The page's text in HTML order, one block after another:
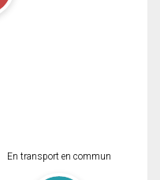
En transport en commun